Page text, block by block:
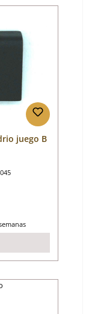
juego B